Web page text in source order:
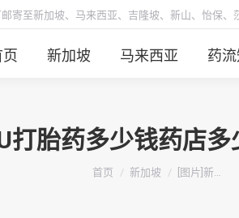
寄至新加坡、马来西亚、吉隆坡、新山、怡保、
页 新加坡 马来西亚 药
打胎药多少钱药店
你在这里：
首页 新加坡 [图片]新…